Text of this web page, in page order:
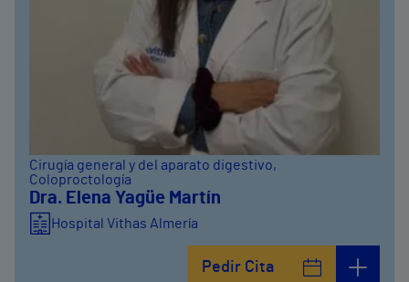
Cirugía general y del aparato digestivo,
Coloproctología
Dra. Elena Yagüe Martín
Hospital Vithas Almería
Pedir Cita